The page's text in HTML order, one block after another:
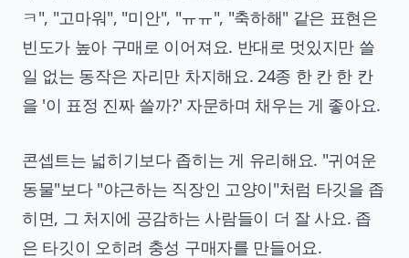
ㅋ", "고마워", "미안", "ㅠㅠ", "축하해" 같은 표현은
빈도가 높아 구매로 이어져요. 반대로 멋있지만 쓸
일 없는 동작은 자리만 차지해요. 24종 한 칸 한 칸
을 '이 표정 진짜 쓸까?' 자문하며 채우는 게 좋아요.
콘셉트는 넓히기보다 좁히는 게 유리해요. "귀여운
동물"보다 "야근하는 직장인 고양이"처럼 타깃을 좁
히면, 그 처지에 공감하는 사람들이 더 잘 사요. 좁
은 타깃이 오히려 충성 구매자를 만들어요.